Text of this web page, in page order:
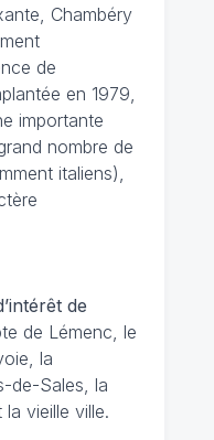
Chambéry
de
en 1979,
importante
nombre de
italiens),
de
de Lémenc, le
la
de-Sales, la
vieille ville.